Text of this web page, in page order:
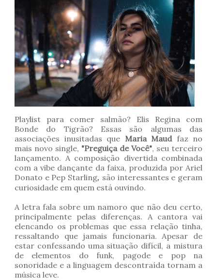
Playlist para comer salmão? Elis Regina com
Bonde do Tigrão? Essas são algumas das
associações inusitadas que Maria Maud faz no
mais novo single, "Preguiça de Você", seu terceiro
lançamento. A composição divertida combinada
com a vibe dançante da faixa, produzida por Ariel
Donato e Pep Starling, são interessantes e geram
curiosidade em quem está ouvindo.
A letra fala sobre um namoro que não deu certo,
principalmente pelas diferenças. A cantora vai
elencando os problemas que essa relação tinha,
ressaltando que jamais funcionaria. Apesar de
estar confessando uma situação difícil, a mistura
de elementos do funk, pagode e pop na
sonoridade e a linguagem descontraída tornam a
música leve.